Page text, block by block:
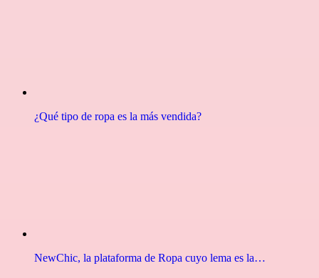
¿Qué tipo de ropa es la más vendida?
NewChic, la plataforma de Ropa cuyo lema es la…